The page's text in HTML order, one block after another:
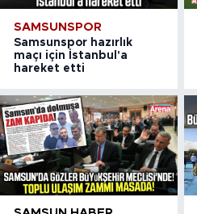
SAMSUNSPOR
Samsunspor hazırlık
maçı için İstanbul'a
hareket etti